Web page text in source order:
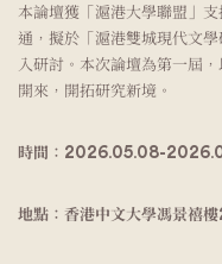
本論壇獲「滬港大學聯盟」
通，擬於「滬港雙城現代文
入研討。本次論壇為第一屆
開來，開拓研究新境。
時間： 2026.05.08-
地點：香港中文大學馮景禧